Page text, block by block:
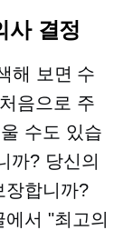
사 결정
해 보면 수
음으로 주
수도 있습
까? 당신의
장합니까?
서 "최고의